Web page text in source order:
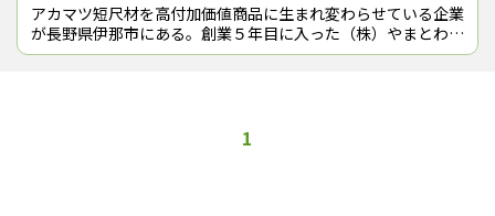
アカマツ短尺材を高付加価値商品に生まれ変わらせている企業
が長野県伊那市にある。創業５年目に入った（株）やまとわ
（中村博・代表取締役）だ。家具職人とデザイナーがタッグを
1